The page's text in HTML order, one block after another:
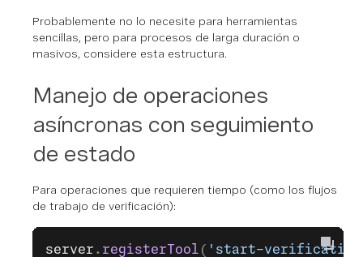
Probablemente no lo necesite para herramientas
sencillas, pero para procesos de larga duración o
masivos, considere esta estructura.
Manejo de operaciones
asíncronas con seguimiento
de estado
Para operaciones que requieren tiempo (como los flujos
de trabajo de verificación):
server . registerTool ( 'start-